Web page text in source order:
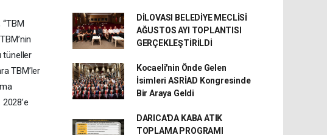
“TBM
tüneller
TBM’ler
DİLOVASI BELEDİYE MECLİSİ
AĞUSTOS AYI TOPLANTISI
GERÇEKLEŞTİRİLDİ
Kocaeli'nin Önde Gelen
İsimleri ASRİAD Kongresinde
Bir Araya Geldi
DARICA'DA KABA ATIK
TOPLAMA PROGRAMI